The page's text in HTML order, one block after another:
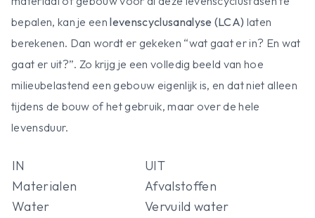
bepalen, kan je eenlevenscyclusanalyse (LCA) laten
berekenen. Dan wordt er gekeken “wat gaat er in? En wat
gaat er uit?”. Zo krijg je een volledig beeld van hoe
milieubelastend een gebouw eigenlijk is, en dat niet alleen
tijdens de bouw of het gebruik, maar over de hele
levensduur.
IN
UIT
Materialen
Afvalstoffen
Water
Vervuild water